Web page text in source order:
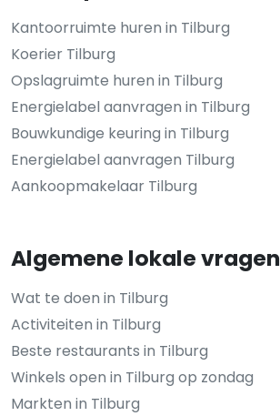
Kantoorruimte huren in Tilburg
Koerier Tilburg
Opslagruimte huren in Tilburg
Energielabel aanvragen in Tilburg
Bouwkundige keuring in Tilburg
Energielabel aanvragen Tilburg
Aankoopmakelaar Tilburg
Algemene lokale vragen
Wat te doen in Tilburg
Activiteiten in Tilburg
Beste restaurants in Tilburg
Winkels open in Tilburg op zondag
Markten in Tilburg